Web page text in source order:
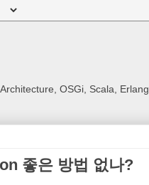
OSGi, Scala, Erlang
좋은 방법 없나?